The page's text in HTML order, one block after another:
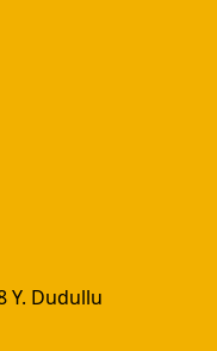
Y. Dudullu